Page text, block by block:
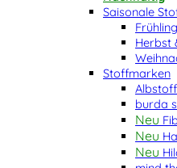
Saisonale
Herbst
Stoffmarken
burda